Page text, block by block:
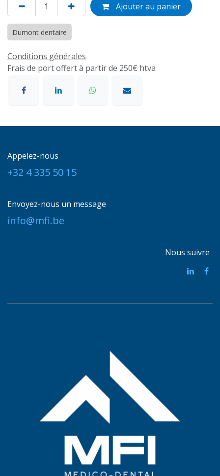
Ajouter au panier
Dumont dentaire
Conditions générales
Frais de port offert à partir de 250€ htva
Appelez-nous
+32 4 335 50 15
Envoyez-nous un message
info@mfi.be
Nous suivre